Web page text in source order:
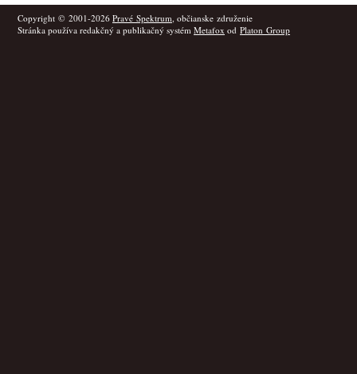
Copyright © 2001-2026 Pravé Spektrum, občianske združenie
Stránka používa redakčný a publikačný systém Metafox od Platon Group